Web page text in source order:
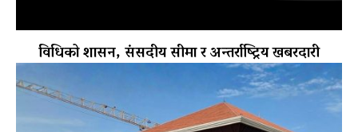
विधिको शासन, संसदीय सीमा र अन्तर्राष्ट्रिय खबरदारी